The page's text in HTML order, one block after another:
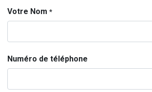
Votre Nom *
Numéro de téléphone